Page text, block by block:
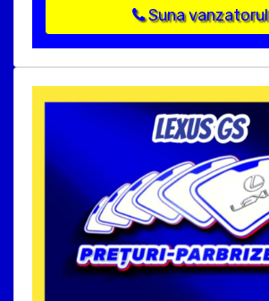
Suna vanzatorul